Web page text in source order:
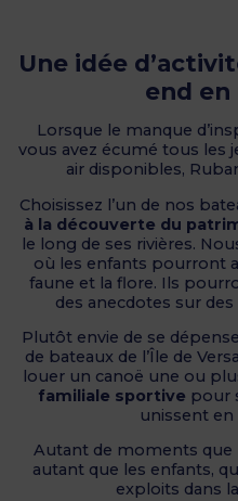
Une idée
end
Lorsque le manque
vous avez écumé tous les
air disponibles,
Choisissez l’un de nos
à la découverte du
le long de ses rivières.
où les enfants pourront
faune et la flore. Ils
des anecdotes sur
Plutôt envie de se
de bateaux de l’Île de
louer un canoë une ou
familiale sportive pour
unissent en
Autant de moments
autant que les enfants,
exploits dans